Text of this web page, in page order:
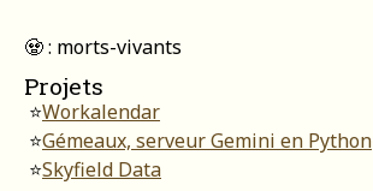
🧟 : morts-vivants
Projets
⭐Workalendar
⭐Gémeaux, serveur Gemini en Python
⭐Skyfield Data